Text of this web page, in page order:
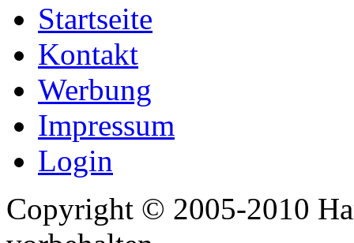
Startseite
Kontakt
Werbung
Impressum
Login
Copyright © 2005-2010